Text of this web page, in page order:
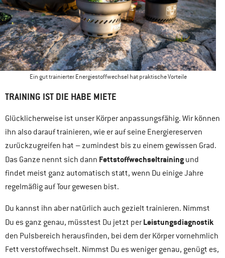
Ein gut trainierter Energiestoffwechsel hat praktische Vorteile
TRAINING IST DIE HABE MIETE
Glücklicherweise ist unser Körper anpassungsfähig. Wir können
ihn also darauf trainieren, wie er auf seine Energiereserven
zurückzugreifen hat – zumindest bis zu einem gewissen Grad.
Das Ganze nennt sich dann Fettstoffwechseltraining und
findet meist ganz automatisch statt, wenn Du einige Jahre
regelmäßig auf Tour gewesen bist.
Du kannst ihn aber natürlich auch gezielt trainieren. Nimmst
Du es ganz genau, müsstest Du jetzt per Leistungsdiagnostik
den Pulsbereich herausfinden, bei dem der Körper vornehmlich
Fett verstoffwechselt. Nimmst Du es weniger genau, genügt es,